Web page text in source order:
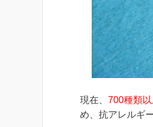
現在、 700種類
め、抗アレルギ